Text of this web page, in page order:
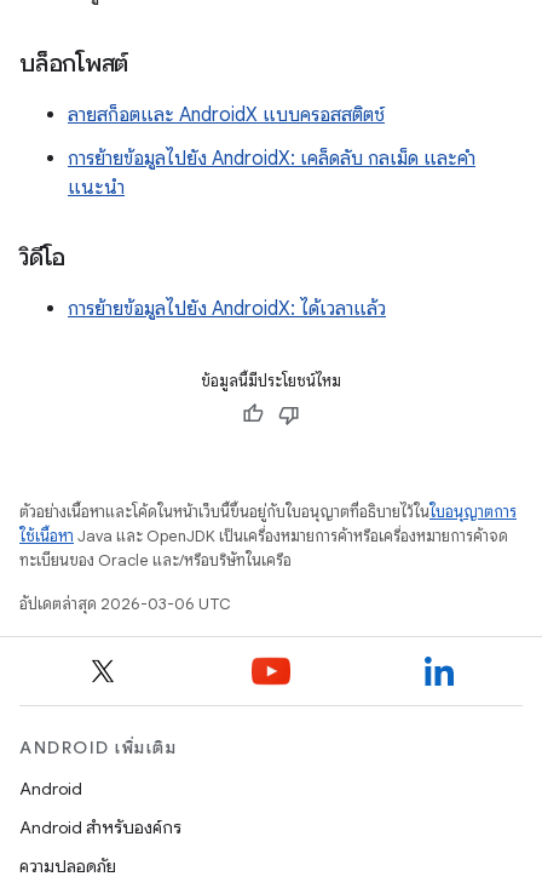
บล็อกโพสต์
ลายสก็อตและ AndroidX แบบครอสสติตช์
การย้ายข้อมูลไปยัง AndroidX: เคล็ดลับ กลเม็ด และคำ
แนะนำ
วิดีโอ
การย้ายข้อมูลไปยัง AndroidX: ได้เวลาแล้ว
ข้อมูลนี้มีประโยชน์ไหม
ตัวอย่างเนื้อหาและโค้ดในหน้าเว็บนี้ขึ้นอยู่กับใบอนุญาตที่อธิบายไว้ในใบอนุญาตการ
ใช้เนื้อหา Java และ OpenJDK เป็นเครื่องหมายการค้าหรือเครื่องหมายการค้าจด
ทะเบียนของ Oracle และ/หรือบริษัทในเครือ
อัปเดตล่าสุด 2026-03-06 UTC
ANDROID เพิ่มเติม
Android
Android สำหรับองค์กร
ความปลอดภัย